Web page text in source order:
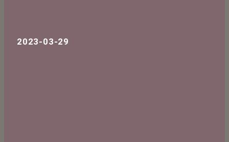
2023-03-29